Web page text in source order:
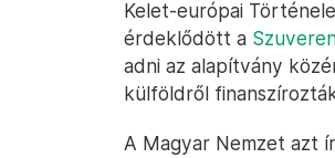
Kelet-európai
érdeklődött a
adni az alapítvány
külföldről
A Magyar Nemzet azt